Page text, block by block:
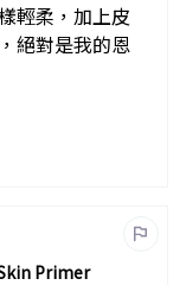
輕柔，加上皮
絕對是我的恩
Primer